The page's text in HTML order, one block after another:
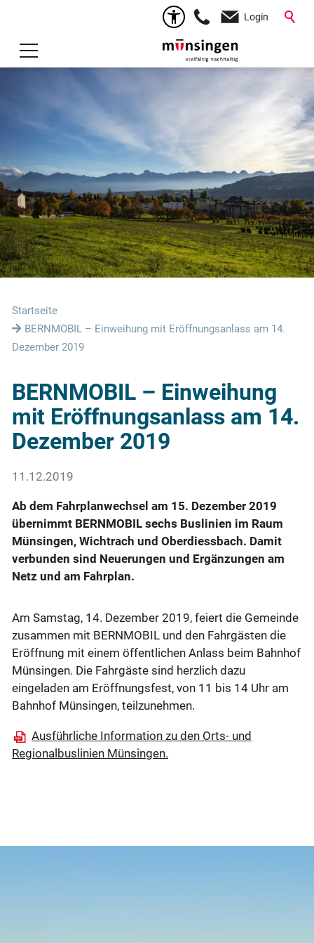
Login
Startseite
BERNMOBIL – Einweihung mit Eröffnungsanlass am 14.
Dezember 2019
BERNMOBIL – Einweihung
mit Eröffnungsanlass am 14.
Dezember 2019
11.12.2019
Ab dem Fahrplanwechsel am 15. Dezember 2019
übernimmt BERNMOBIL sechs Buslinien im Raum
Münsingen, Wichtrach und Oberdiessbach. Damit
verbunden sind Neuerungen und Ergänzungen am
Netz und am Fahrplan.
Am Samstag, 14. Dezember 2019, feiert die Gemeinde
zusammen mit BERNMOBIL und den Fahrgästen die
Eröffnung mit einem öffentlichen Anlass beim Bahnhof
Münsingen. Die Fahrgäste sind herzlich dazu
eingeladen am Eröffnungsfest, von 11 bis 14 Uhr am
Bahnhof Münsingen, teilzunehmen.
Ausführliche Information zu den Orts- und
Regionalbuslinien Münsingen.